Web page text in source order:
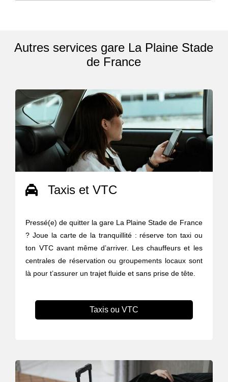
Autres services gare La Plaine Stade
de France
Taxis et VTC
Pressé(e) de quitter la gare La Plaine Stade de France
? Joue la carte de la tranquillité : réserve ton taxi ou
ton VTC avant même d’arriver. Les chauffeurs et les
centrales de réservation ou groupements locaux sont
là pour t’assurer un trajet fluide et sans prise de tête.
Taxis ou VTC